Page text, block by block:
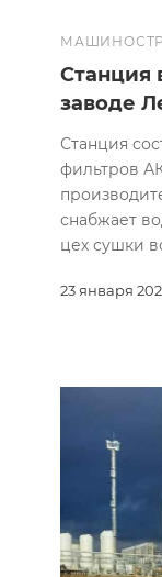
23 января
Станция
заводе
Станция
фильтров
снабжает
цех сушки